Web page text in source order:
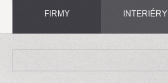
FIRMY INTERIÉRY